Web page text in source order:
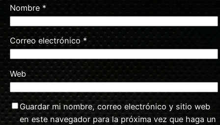
Nombre *
Correo electrónico*
Web
Guardar mi nombre, correo electrónico y sitio web
en este navegador para la próxima vez que haga un